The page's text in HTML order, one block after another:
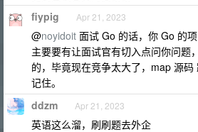
fiypig Apr 21, 2023
@noyidoit 面试 Go 的话，你 Go 的
主要要有让面试官有切入点问你问题
的，毕竟现在竞争太大了，map 源
记住。
ddzm Apr 21, 2023
英语这么溜，刷刷题去外企